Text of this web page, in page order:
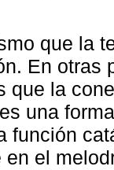
que la
En otras
que la
una
función
el